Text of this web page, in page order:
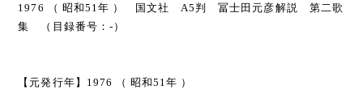
1976 （ 昭和51年 ） 国文社 A5判 冨士田元彦解説 第二歌
集 （目録番号：-）
【元発行年】1976 （ 昭和51年 ）